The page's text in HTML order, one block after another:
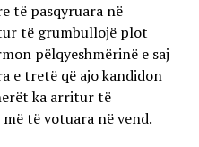
të pasqyruara në
të grumbullojë plot
pëlqyeshmërinë e saj
e tretë që ajo kandidon
ka arritur të
të votuara në vend.